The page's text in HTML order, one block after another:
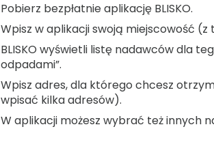
Pobierz bezpłatnie aplikację BLISKO.
Wpisz w aplikacji swoją miejscowość
BLISKO wyświetli listę nadawców dla
odpadami”.
Wpisz adres, dla którego chcesz
wpisać kilka adresów).
W aplikacji możesz wybrać też innych